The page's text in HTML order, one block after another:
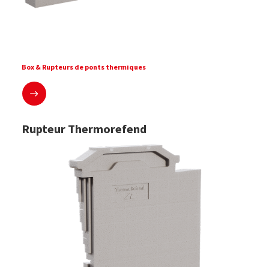
Box & Rupteurs de ponts thermiques
En savoir plus
Rupteur Thermorefend